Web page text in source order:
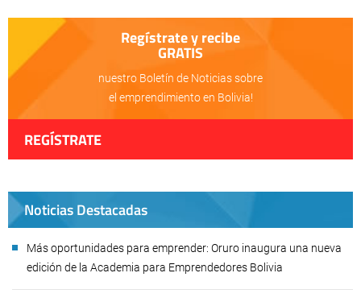
Regístrate y recibe
GRATIS
nuestro Boletín de Noticias sobre
el emprendimiento en Bolivia!
REGÍSTRATE
Noticias Destacadas
Más oportunidades para emprender: Oruro inaugura una nueva
edición de la Academia para Emprendedores Bolivia